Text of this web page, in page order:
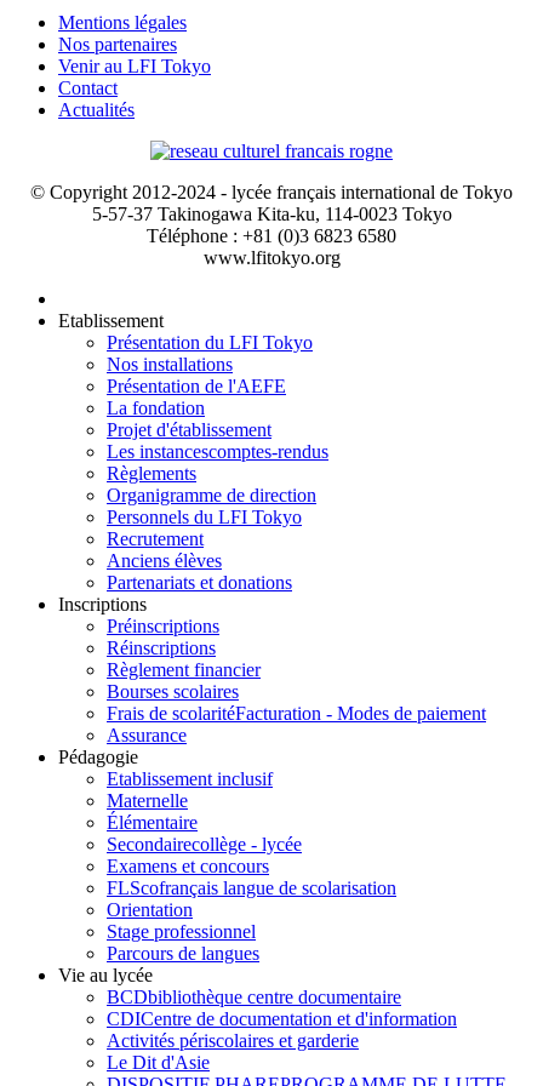
Mentions légales
Nos partenaires
Venir au LFI Tokyo
Contact
Actualités
© Copyright 2012-2024 - lycée français international de Tokyo
5-57-37 Takinogawa Kita-ku, 114-0023 Tokyo
Téléphone : +81 (0)3 6823 6580
www.lfitokyo.org
Etablissement
Présentation du LFI Tokyo
Nos installations
Présentation de l'AEFE
La fondation
Projet d'établissement
Les instancescomptes-rendus
Règlements
Organigramme de direction
Personnels du LFI Tokyo
Recrutement
Anciens élèves
Partenariats et donations
Inscriptions
Préinscriptions
Réinscriptions
Règlement financier
Bourses scolaires
Frais de scolaritéFacturation - Modes de paiement
Assurance
Pédagogie
Etablissement inclusif
Maternelle
Élémentaire
Secondairecollège - lycée
Examens et concours
FLScofrançais langue de scolarisation
Orientation
Stage professionnel
Parcours de langues
Vie au lycée
BCDbibliothèque centre documentaire
CDICentre de documentation et d'information
Activités périscolaires et garderie
Le Dit d'Asie